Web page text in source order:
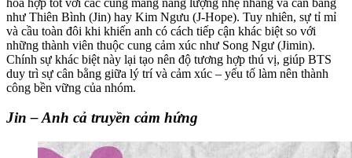
như Thiên Bình (Jin) hay Kim Ngưu (J-Hope). Tuy nhiên, sự tỉ mỉ
và cầu toàn đôi khi khiến anh có cách tiếp cận khác biệt so với
những thành viên thuộc cung cảm xúc như Song Ngư (Jimin).
Chính sự khác biệt này lại tạo nên độ tương hợp thú vị, giúp BTS
duy trì sự cân bằng giữa lý trí và cảm xúc – yếu tố làm nên thành
công bền vững của nhóm.
Jin – Anh cả truyền cảm hứng